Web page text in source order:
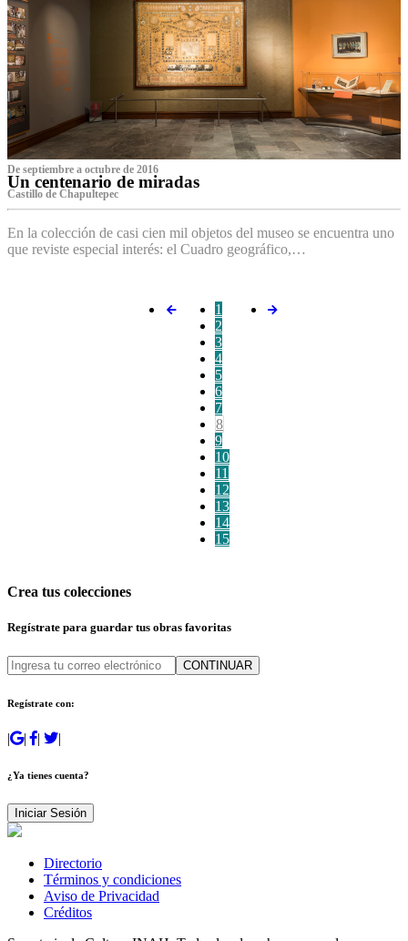
De septiembre a octubre de 2016
Un centenario de miradas
Castillo de Chapultepec
En la colección de casi cien mil objetos del museo se encuentra uno
que reviste especial interés: el Cuadro geográfico,…
1
2
3
4
5
6
7
8
9
10
11
12
13
14
15
Crea tus colecciones
Regístrate para guardar tus obras favoritas
CONTINUAR
Regístrate con:
|
¿Ya tienes cuenta?
Iniciar Sesión
Directorio
Términos y condiciones
Aviso de Privacidad
Créditos